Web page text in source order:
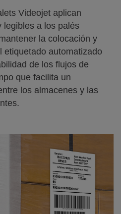
Videojet aplican
legibles a los palés
la colocación y
etiquetado automatizado
de los flujos de
que facilita un
los almacenes y las